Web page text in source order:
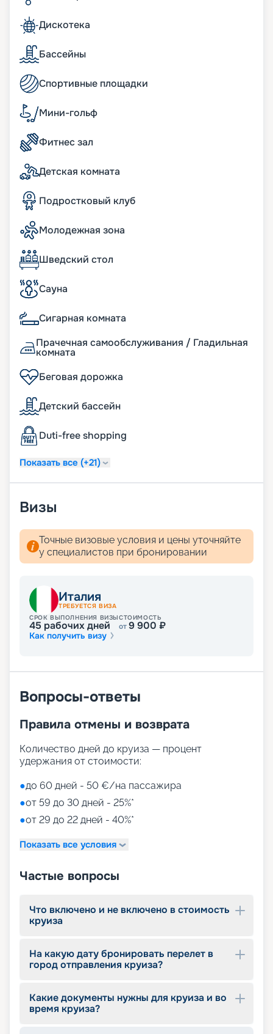
предлагаем нашим клиентам воспользоваться
услугой раннего бронирования, чтобы у них
была возможность приобрести лучшие путевки.
Также вы можете заранее познакомиться с
обзорами экскурсий, чтобы выбрать для себя
самые интересные варианты.
Дискотека
Бассейны
Спортивные площадки
Мини-гольф
Фитнес зал
Детская комната
Подростковый клуб
Молодежная зона
Шведский стол
Сауна
Сигарная комната
Прачечная самообслуживания / Гладильная
комната
Беговая дорожка
Детский бассейн
Duti-free shopping
Показать все (+21)
Визы
Точные визовые условия и цены уточняйте
у специалистов при бронировании
Италия
ТРЕБУЕТСЯ ВИЗА
СРОК ВЫПОЛНЕНИЯ ВИЗЫ
45 рабочих дней
СТОИМОСТЬ
от9 900 ₽
Как получить визу
Вопросы-ответы
Правила отмены и возврата
Количество дней до круиза — процент
удержания от стоимости:
●до 60 дней - 50 €/на пассажира
●от 59 до 30 дней - 25%*
●от 29 до 22 дней - 40%*
Показать все условия
Частые вопросы
Что включено и не включено в стоимость
круиза
На какую дату бронировать перелет в
город отправления круиза?
Какие документы нужны для круиза и во
время круиза?